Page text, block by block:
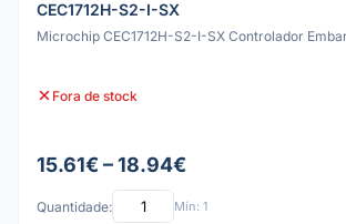
CEC1712H-S2-I-SX
Microchip CEC1712H-S2-I-SX Controlador
Fora de stock
15.61€ – 18.94€
Quantidade: Mín: 1